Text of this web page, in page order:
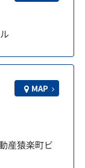
MAP
産猿楽町ビ